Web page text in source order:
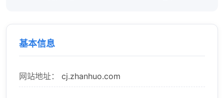
基本信息
网站地址： cj.zhanhuo.com